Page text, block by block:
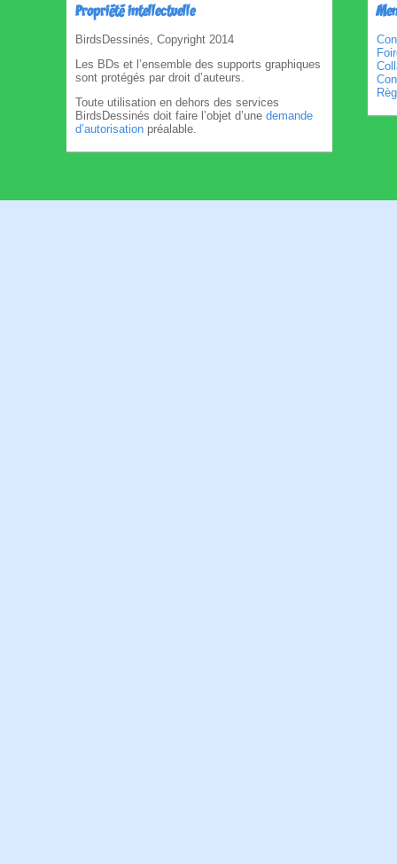
Propriété intellectuelle
BirdsDessinés, Copyright 2014
Les BDs et l’ensemble des supports graphiques
sont protégés par droit d’auteurs.
Toute utilisation en dehors des services
BirdsDessinés doit faire l’objet d’une demande
d’autorisation préalable.